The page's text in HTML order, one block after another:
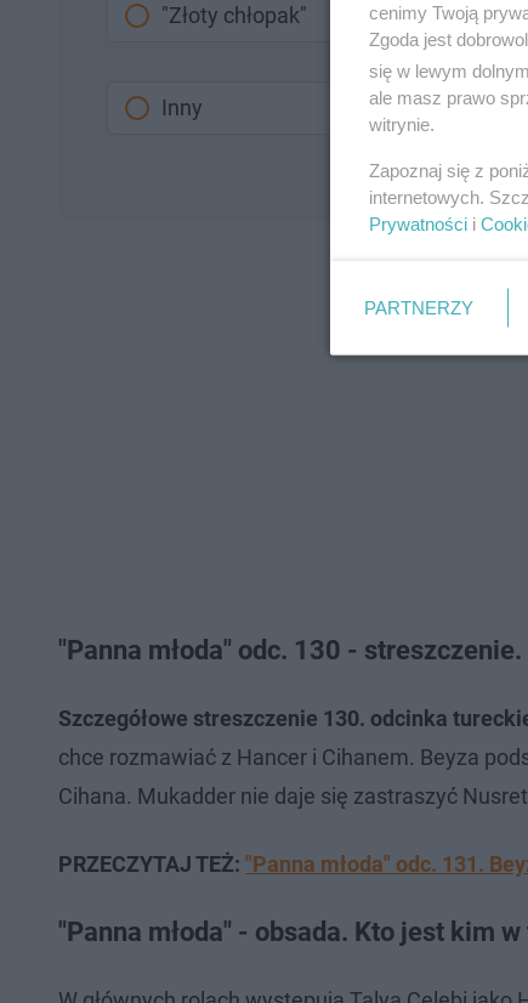
"Złoty chłopak"
Inny
"Panna młoda" odc. 130 -
Szczegółowe streszczenie 130. odcinka
chce rozmawiać z Hancer i Cihanem. Beyza
Cihana. Mukadder nie daje się zastraszyć
PRZECZYTAJ TEŻ: "Panna młoda" odc. 131.
"Panna młoda" - obsada. Kto jest kim
cenimy Twoją
Zgoda jest
się w lewym
ale masz prawo
witrynie.
Zapoznaj się z
internetowych.
Prywatności i
PARTNERZY